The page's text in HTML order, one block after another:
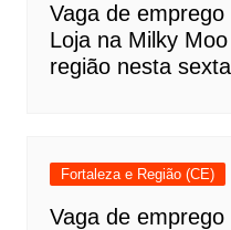
Vaga de
Loja na Milky
região nesta
Fortaleza e Região (CE)
Vaga de